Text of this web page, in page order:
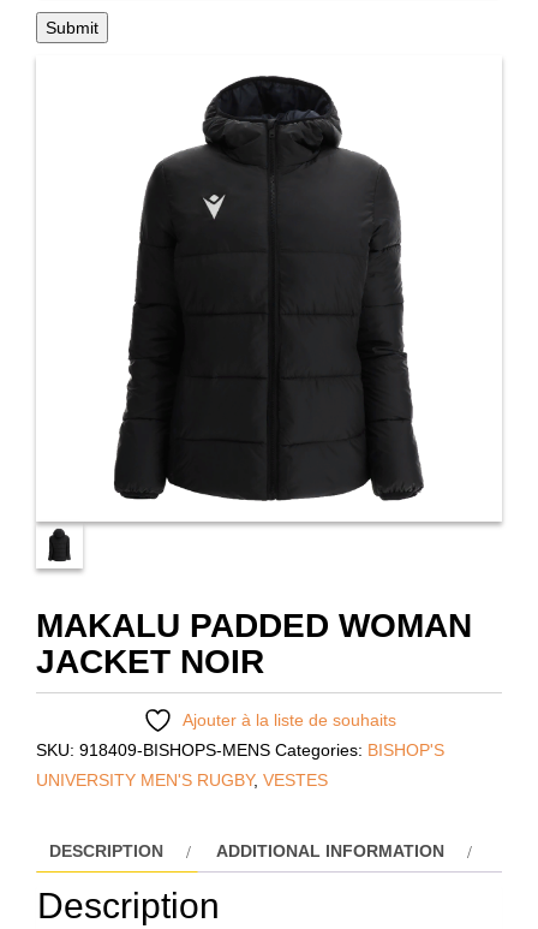
MAKALU PADDED WOMAN
JACKET NOIR
Ajouter à la liste de souhaits
SKU: 918409-BISHOPS-MENS Categories: BISHOP'S
UNIVERSITY MEN'S RUGBY, VESTES
DESCRIPTION ADDITIONAL INFORMATION
Description